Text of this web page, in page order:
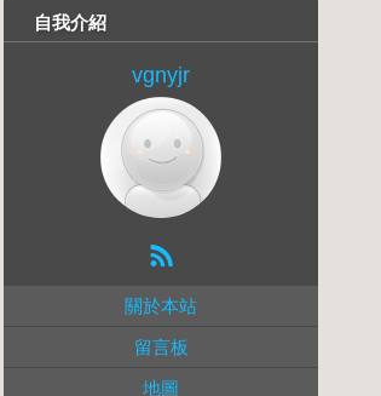
自我介紹
vgnyjr
關於本站
留言板
地圖